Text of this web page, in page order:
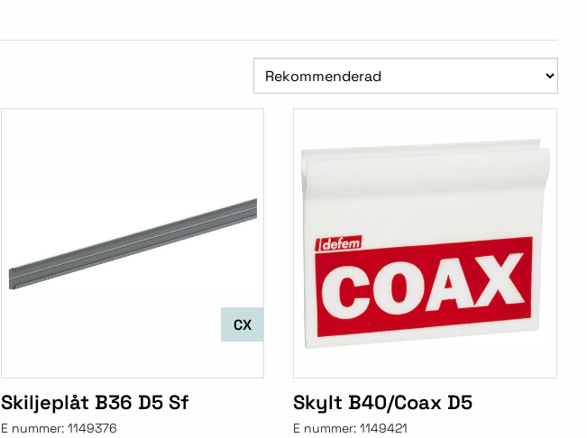
CX
Skiljeplåt B36 D5 Sf
E nummer: 1149376
Skylt B40/Coax D5
E nummer:1149421